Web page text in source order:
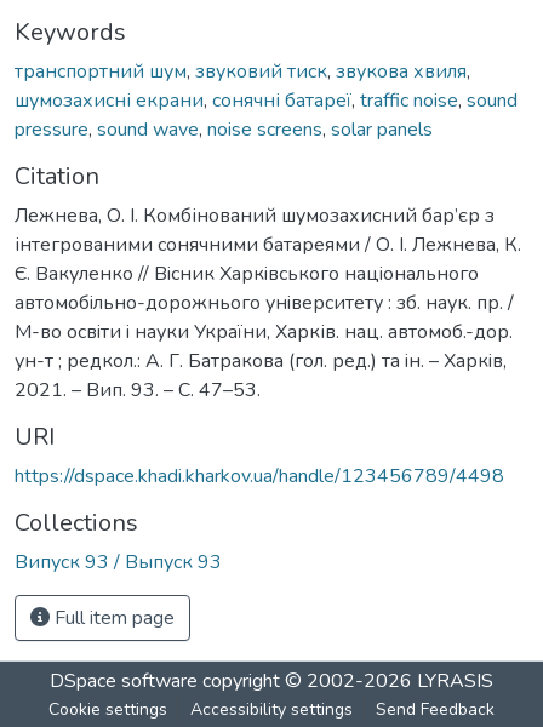
Keywords
транспортний шум, звуковий тиск, звукова хвиля,
шумозахисні екрани, сонячні батареї, traffic noise, sound
pressure, sound wave, noise screens, solar panels
Citation
Лежнева, О. І. Комбінований шумозахисний бар’єр з
інтегрованими cонячними батареями / О. І. Лежнева, К.
Є. Вакуленко // Вiсник Харкiвського нацiонального
автомобiльно-дорожнього унiверситету : зб. наук. пр. /
М-во освiти i науки України, Харків. нац. автомоб.-дор.
ун-т ; редкол.: А. Г. Батракова (гол. ред.) та iн. – Харкiв,
2021. – Вип. 93. – С. 47–53.
URI
https://dspace.khadi.kharkov.ua/handle/123456789/4498
Collections
Випуск 93 / Выпуск 93
Full item page
DSpace software copyright © 2002-2026 LYRASIS
Cookie settings Accessibility settings Send Feedback